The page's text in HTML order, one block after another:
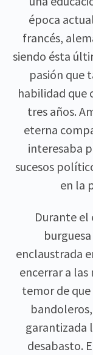
época
francés,
siendo ésta
pasión que
habilidad que
tres años.
eterna
interesaba
sucesos
en la
Durante el
enclaustrada
encerrar a
temor de
garantizada
desabasto.